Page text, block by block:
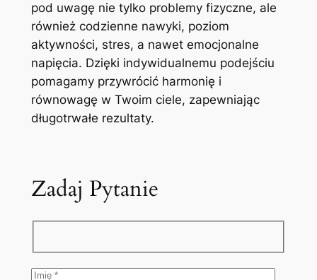
pod uwagę nie tylko problemy fizyczne, ale
również codzienne nawyki, poziom
aktywności, stres, a nawet emocjonalne
napięcia. Dzięki indywidualnemu podejściu
pomagamy przywrócić harmonię i
równowagę w Twoim ciele, zapewniając
długotrwałe rezultaty.
Zadaj Pytanie